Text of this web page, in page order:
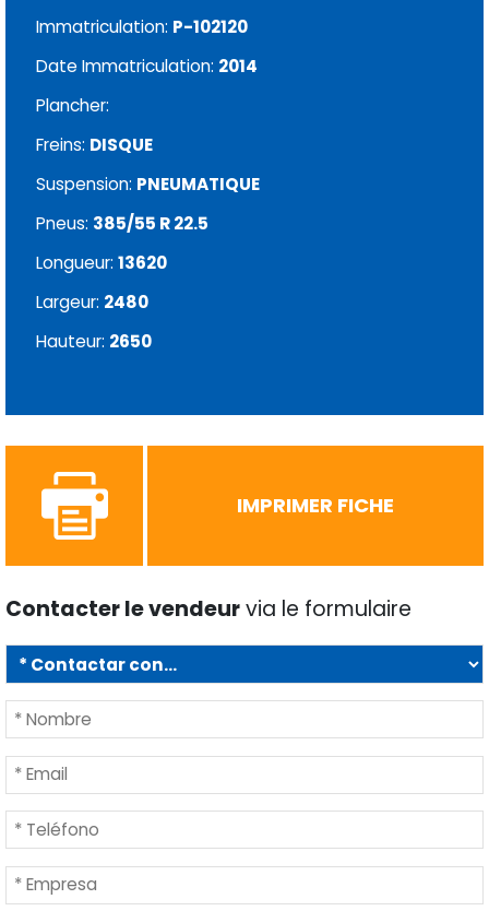
Immatriculation: P-102120
Date Immatriculation: 2014
Plancher:
Freins: DISQUE
Suspension: PNEUMATIQUE
Pneus: 385/55 R 22.5
Longueur: 13620
Largeur: 2480
Hauteur: 2650
IMPRIMER FICHE
Contacter le vendeurvia le formulaire